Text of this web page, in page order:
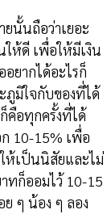
นั้นถือว่าเยอะ
ให้ดี เพื่อให้มีเงิน
ยากได้อะไรก็
ภูมิใจกับของที่ได้
คือทุกครั้งที่ได้
10-15% เพื่อ
ห้เป็นนิสัยและไม่
ทก็ออมไว้ 10-15
ๆ น้อง ๆ ลอง